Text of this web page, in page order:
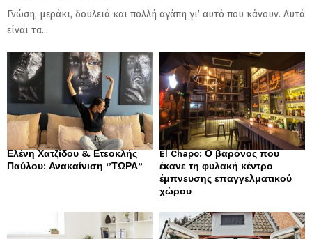
Γνώση, μεράκι, δουλειά και πολλή αγάπη γι’ αυτό που κάνουν. Αυτά
είναι τα...
Ελένη Χατζίδου & Ετεοκλής
Παύλου: Ανακαίνιση ‘’ΤΩΡΑ”
El Chapo: Ο βαρόνος που
έκανε τη φυλακή κέντρο
έμπνευσης επαγγελματικού
χώρου